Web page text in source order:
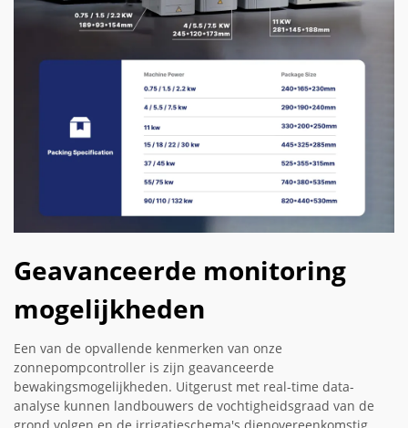
Geavanceerde monitoring
mogelijkheden
Een van de opvallende kenmerken van onze
zonnepompcontroller is zijn geavanceerde
bewakingsmogelijkheden. Uitgerust met real-time data-
analyse kunnen landbouwers de vochtigheidsgraad van de